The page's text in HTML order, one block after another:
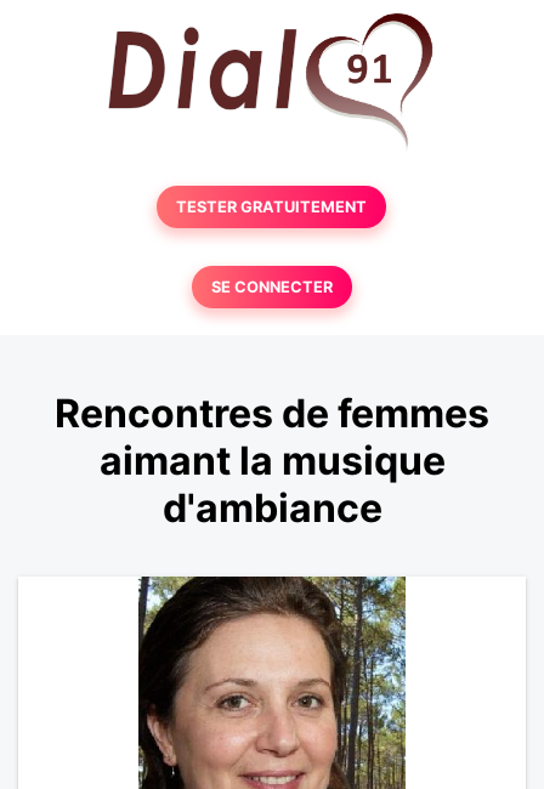
TESTER GRATUITEMENT
SE CONNECTER
Rencontres de femmes
aimant la musique
d'ambiance